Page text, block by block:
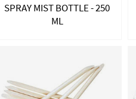
SPRAY MIST BOTTLE - 250
ML